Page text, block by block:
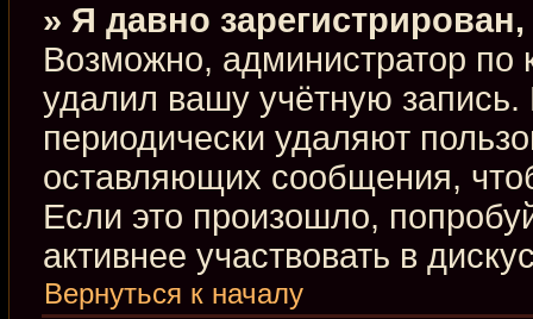
» Я давно
Возможно, администратор по
удалил вашу учётную
периодически удаляют
оставляющих сообщения,
Если это произошло,
активнее участвовать в
Вернуться к началу